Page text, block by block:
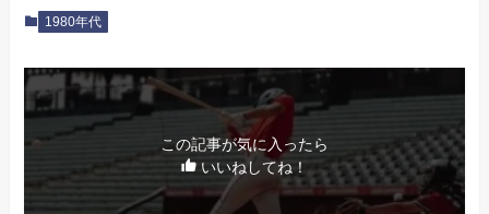
1980年代
この記事が気に入ったら
いいねしてね！